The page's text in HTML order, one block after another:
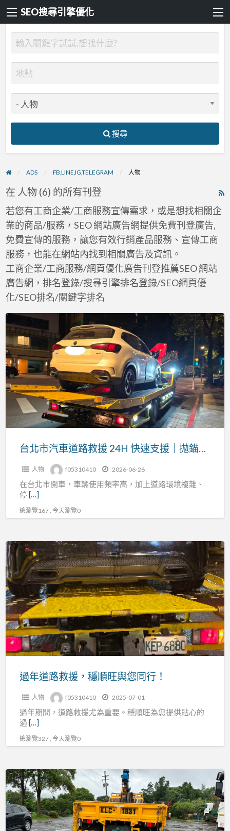
SEO搜尋引擎優化
搜尋
ADS FB,LINE,IG,TELEGRAM 人物
在 人物 (6) 的所有刊登
若您有工商企業/工商服務宣傳需求，或是想找相關企
業的商品/服務，SEO 網站廣告網提供免費刊登廣告,
免費宣傳的服務，讓您有效行銷產品服務、宣傳工商
服務，也能在網站內找到相關廣告及資訊。
工商企業/工商服務/網頁優化廣告刊登推薦SEO 網站
廣告網，排名登錄/搜尋引擎排名登錄/SEO網頁優
化/SEO排名/關鍵字排名
台
北
市
汽
車
道
救
援
24H
錨、
沒
電、
爆
胎、
事
故
拖
吊
台北市汽車道路救援 24H 快速支援｜拋錨、沒電、爆胎、事故拖吊全天候服務
人物 f05310410 2026-06-26
在台北市開車，車輛使用頻率高，加上道路環境複雜、
停 […]
總瀏覽167 , 今天瀏覽0
過
年
道
路
救
援，
穩
順
旺
行！
過年道路救援，穩順旺與您同行！
人物 f05310410 2025-07-01
過年期間，道路救援尤為重要。穩順旺為您提供貼心的
過 […]
總瀏覽327 , 今天瀏覽0
26
噸
吊
卡